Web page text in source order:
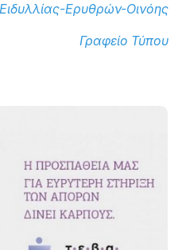
Ερυθρών-Οινόης
Γραφείο Τύπου